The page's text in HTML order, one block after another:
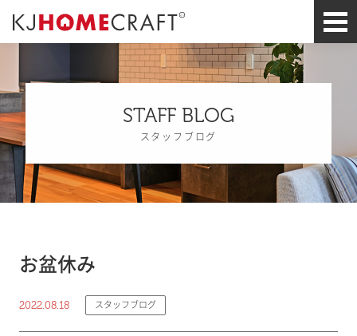
STAFF BLOG
スタッフブログ
お盆休み
2022.08.18 スタッフブログ